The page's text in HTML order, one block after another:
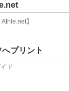
】
プリント
ド